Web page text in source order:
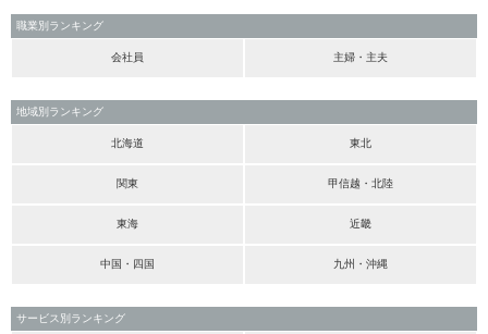
職業別ランキング
会社員 主婦・主夫
地域別ランキング
北海道 東北
関東 甲信越・北陸
東海 近畿
中国・四国 九州・沖縄
サービス別ランキング